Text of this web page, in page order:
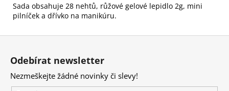
Sada obsahuje 28 nehtů, růžové gelové lepidlo 2g, mini
pilníček a dřívko na manikúru.
Z
Odebírat newsletter
Nezmeškejte žádné novinky či slevy!